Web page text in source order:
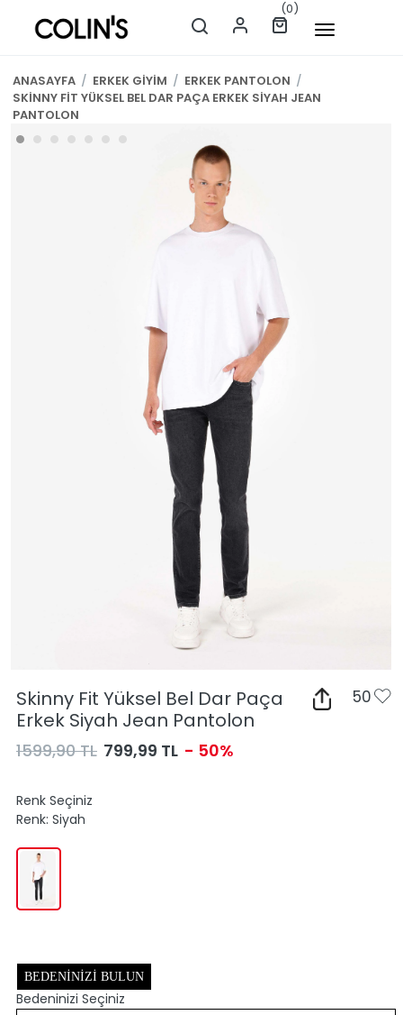
(0)
ANASAYFA / ERKEK GİYİM / ERKEK PANTOLON /
SKİNNY FİT YÜKSEL BEL DAR PAÇA ERKEK SİYAH JEAN
PANTOLON
Skinny Fit Yüksel Bel Dar Paça
Erkek Siyah Jean Pantolon
50
1599,90 TL 799,99 TL - 50%
Renk Seçiniz
Renk: Siyah
BEDENINIZI BULUN
Bedeninizi Seçiniz